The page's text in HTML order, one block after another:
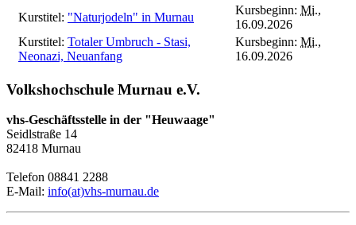
Kurstitel: "Naturjodeln" in Murnau
Kursbeginn: Mi.,
16.09.2026
Kurstitel: Totaler Umbruch - Stasi,
Neonazi, Neuanfang
Kursbeginn: Mi.,
16.09.2026
Volkshochschule Murnau e.V.
vhs-Geschäftsstelle in der "Heuwaage"
Seidlstraße 14
82418 Murnau
Telefon 08841 2288
E-Mail: info(at)vhs-murnau.de